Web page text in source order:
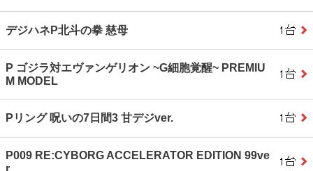
デジハネP北斗の拳 慈母
P ゴジラ対エヴァンゲリオン ~G細胞覚醒~ PREMIU
M MODEL
Pリング 呪いの7日間3 甘デジver.
P009 RE:CYBORG ACCELERATOR EDITION 99ve
r.